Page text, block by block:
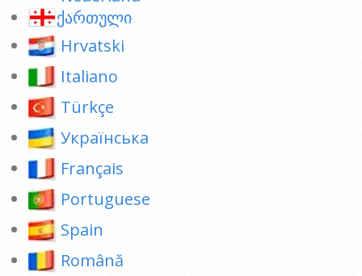
ქართული
Hrvatski
Italiano
Türkçe
Українська
Français
Portuguese
Spain
Română